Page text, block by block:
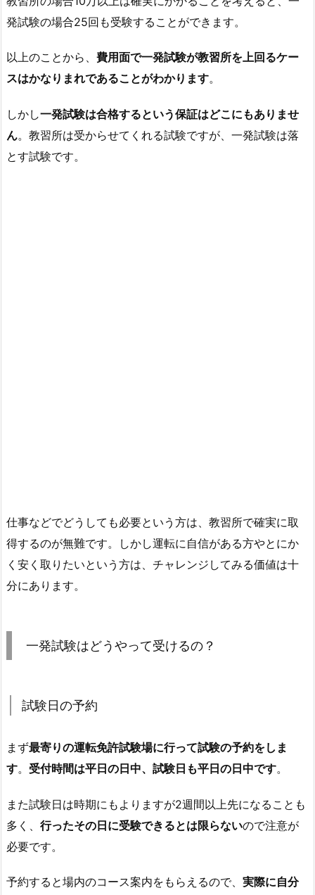
発試験の場合25回も受験することができます。
以上のことから、 費用面で一発試験が教習所を上回るケー
スはかなりまれであることがわかります。
しかし一発試験は合格するという保証はどこにもありませ
ん。教習所は受からせてくれる試験ですが、一発試験は落
とす試験です。
仕事などでどうしても必要という方は、教習所で確実に取
得するのが無難です。しかし運転に自信がある方やとにか
く安く取りたいという方は、チャレンジしてみる価値は十
分にあります。
一発試験はどうやって受けるの？
試験日の予約
まず最寄りの運転免許試験場に行って試験の予約をしま
す。 受付時間は平日の日中、試験日も平日の日中です。
また試験日は時期にもよりますが2週間以上先になることも
多く、 行ったその日に受験できるとは限らないので注意が
必要です。
予約すると場内のコース案内をもらえるので、 実際に自分